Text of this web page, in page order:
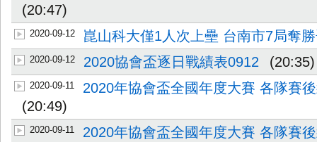
(20:47)
2020-09-12 崑山科大僅1人次上壘 台南市7局奪
2020-09-12 2020協會盃逐日戰績表0912 (20:35)
2020-09-11
2020年協會盃全國年度大賽 各隊賽
(20:49)
2020-09-11
2020年協會盃全國年度大賽 各隊賽